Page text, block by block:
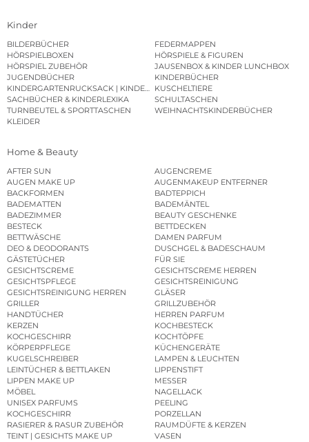
Kinder
BILDERBÜCHER
FEDERMAPPEN
HÖRSPIELBOXEN
HÖRSPIELE & FIGUREN
HÖRSPIEL ZUBEHÖR
JAUSENBOX & KINDER LUNCHBOX
JUGENDBÜCHER
KINDERBÜCHER
KINDERGARTENRUCKSACK | KINDERGARTENBEUTEL
KUSCHELTIERE
SACHBÜCHER & KINDERLEXIKA
SCHULTASCHEN
TURNBEUTEL & SPORTTASCHEN
WEIHNACHTSKINDERBÜCHER
KLEIDER
Home & Beauty
AFTER SUN
AUGENCREME
AUGEN MAKE UP
AUGENMAKEUP ENTFERNER
BACKFORMEN
BADTEPPICH
BADEMATTEN
BADEMÄNTEL
BADEZIMMER
BEAUTY GESCHENKE
BESTECK
BETTDECKEN
BETTWÄSCHE
DAMEN PARFUM
DEO & DEODORANTS
DUSCHGEL & BADESCHAUM
GÄSTETÜCHER
FÜR SIE
GESICHTSCREME
GESICHTSCREME HERREN
GESICHTSPFLEGE
GESICHTSREINIGUNG
GESICHTSREINIGUNG HERREN
GLÄSER
GRILLER
GRILLZUBEHÖR
HANDTÜCHER
HERREN PARFUM
KERZEN
KOCHBESTECK
KOCHGESCHIRR
KOCHTÖPFE
KÖRPERPFLEGE
KÜCHENGERÄTE
KUGELSCHREIBER
LAMPEN & LEUCHTEN
LEINTÜCHER & BETTLAKEN
LIPPENSTIFT
LIPPEN MAKE UP
MESSER
MÖBEL
NAGELLACK
UNISEX PARFUMS
PEELING
KOCHGESCHIRR
PORZELLAN
RASIERER & RASUR ZUBEHÖR
RAUMDÜFTE & KERZEN
TEINT | GESICHTS MAKE UP
VASEN